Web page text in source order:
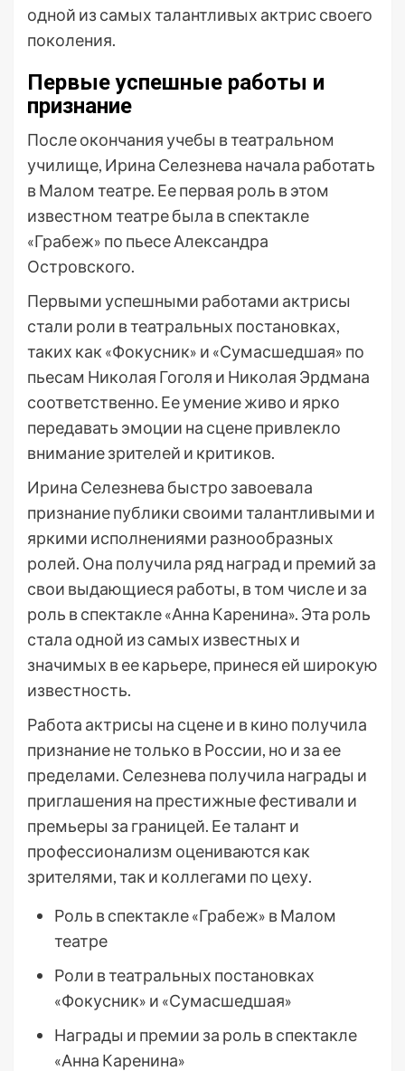
одной из самых талантливых актрис своего
поколения.
Первые успешные работы и
признание
После окончания учебы в театральном
училище, Ирина Селезнева начала работать
в Малом театре. Ее первая роль в этом
известном театре была в спектакле
«Грабеж» по пьесе Александра
Островского.
Первыми успешными работами актрисы
стали роли в театральных постановках,
таких как «Фокусник» и «Сумасшедшая» по
пьесам Николая Гоголя и Николая Эрдмана
соответственно. Ее умение живо и ярко
передавать эмоции на сцене привлекло
внимание зрителей и критиков.
Ирина Селезнева быстро завоевала
признание публики своими талантливыми и
яркими исполнениями разнообразных
ролей. Она получила ряд наград и премий за
свои выдающиеся работы, в том числе и за
роль в спектакле «Анна Каренина». Эта роль
стала одной из самых известных и
значимых в ее карьере, принеся ей широкую
известность.
Работа актрисы на сцене и в кино получила
признание не только в России, но и за ее
пределами. Селезнева получила награды и
приглашения на престижные фестивали и
премьеры за границей. Ее талант и
профессионализм оцениваются как
зрителями, так и коллегами по цеху.
Роль в спектакле «Грабеж» в Малом
театре
Роли в театральных постановках
«Фокусник» и «Сумасшедшая»
Награды и премии за роль в спектакле
«Анна Каренина»